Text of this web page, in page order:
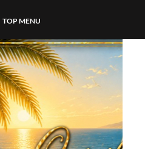
TOP MENU